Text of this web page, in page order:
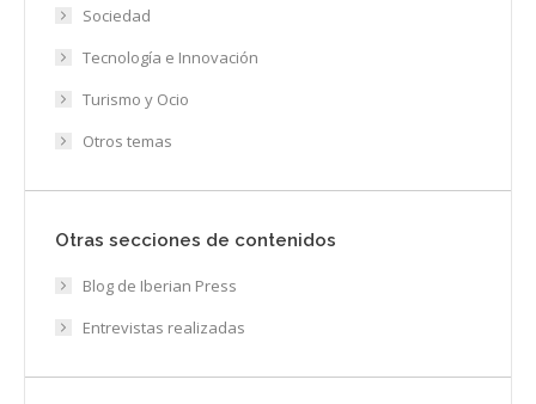
Sociedad
Tecnología e Innovación
Turismo y Ocio
Otros temas
Otras secciones de contenidos
Blog de Iberian Press
Entrevistas realizadas